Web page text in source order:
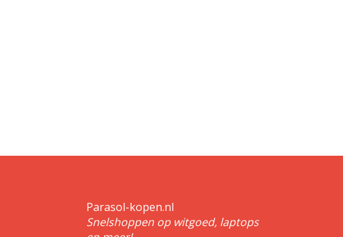
Parasol-kopen.nl
Snelshoppen op witgoed, laptops